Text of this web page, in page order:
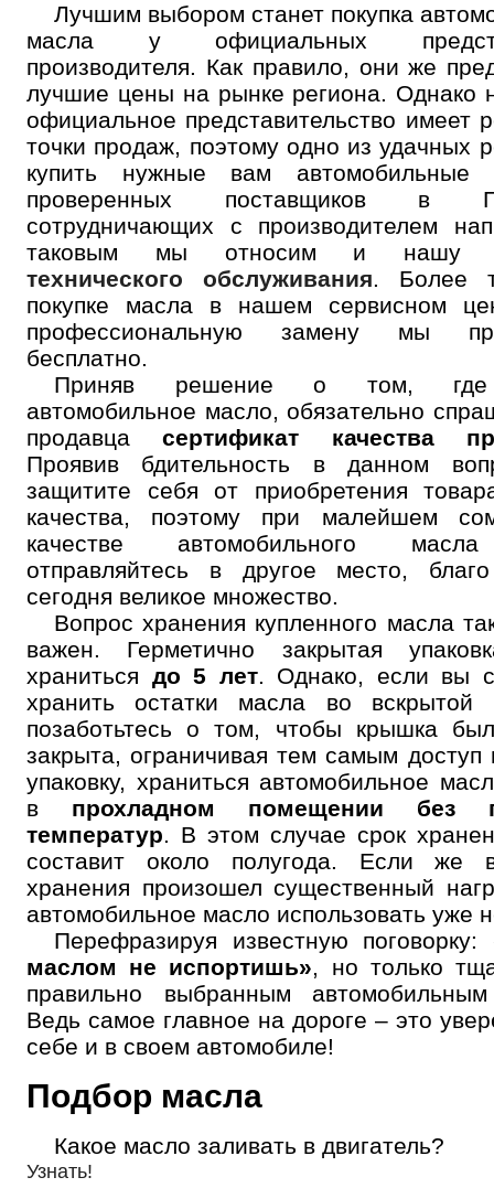
Лучшим выбором станет покупка
масла у официальных
производителя. Как правило, они же
лучшие цены на рынке региона. Однако
официальное представительство имеет
точки продаж, поэтому одно из удачных
купить нужные вам
проверенных поставщиков в
сотрудничающих с производителем
таковым мы относим и
технического обслуживания. Более
покупке масла в нашем сервисном
профессиональную замену мы
бесплатно.
Приняв решение о том, где
автомобильное масло, обязательно
продавцасертификат качества
Проявив бдительность в данном
защитите себя от приобретения
качества, поэтому при малейшем
качестве автомобильного
отправляйтесь в другое место,
сегодня великое множество.
Вопрос хранения купленного масла
важен. Герметично закрытая
храниться до 5 лет. Однако, если вы
хранить остатки масла во вскрытой
позаботьтесь о том, чтобы крышка
закрыта, ограничивая тем самым доступ
упаковку, храниться автомобильное
в прохладном помещении без
температур. В этом случае срок
составит около полугода. Если же
хранения произошел существенный
автомобильное масло использовать уже
Перефразируя известную поговорку:
маслом не испортишь», но только
правильно выбранным
Ведь самое главное на дороге – это
себе и в своем автомобиле!
Подбор масла
Какое масло заливать в двигатель?
Узнать!